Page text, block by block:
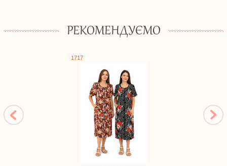
РЕКОМЕНДУЄМО
1717